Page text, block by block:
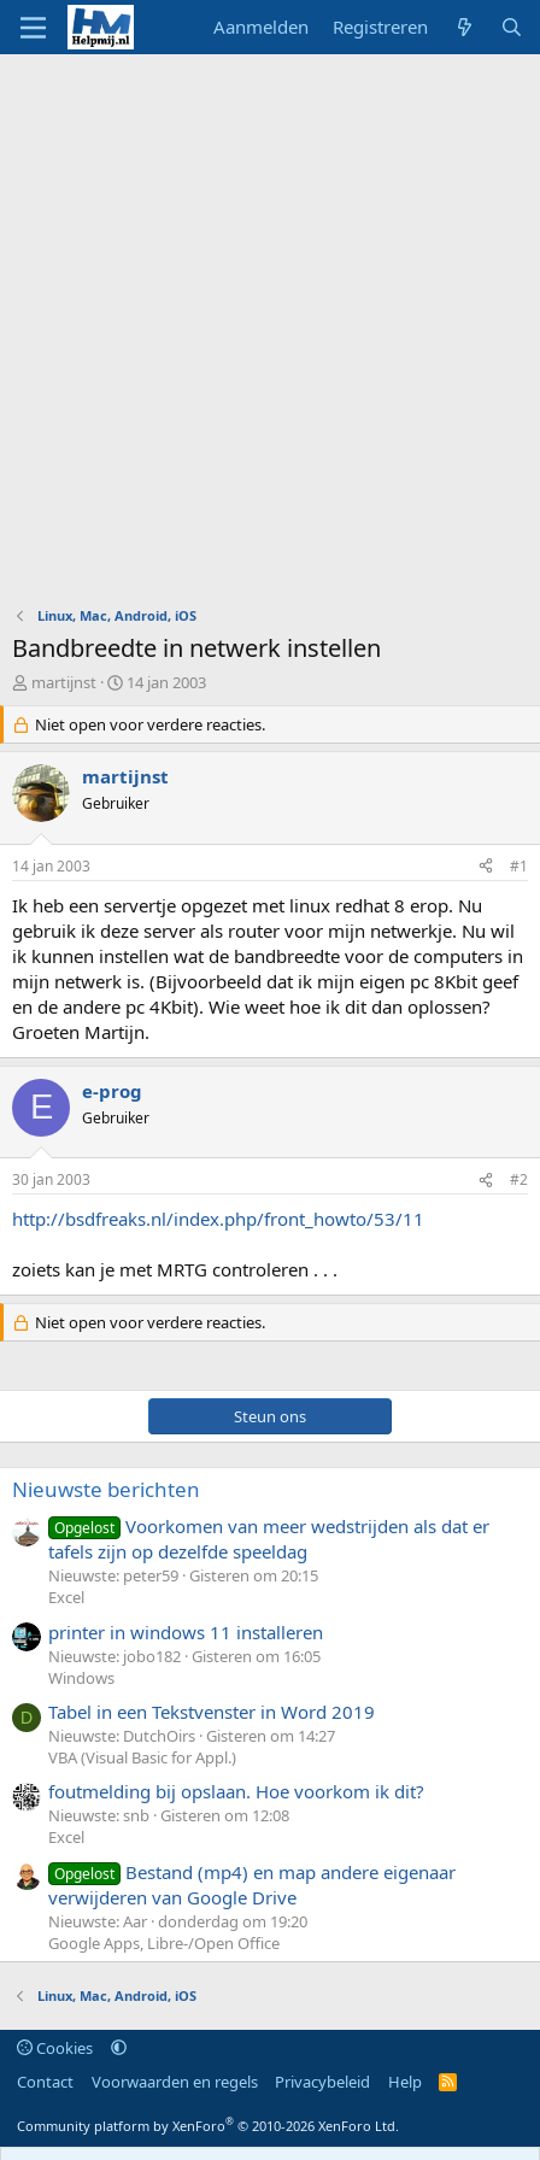
Aanmelden Registreren
Linux, Mac, Android, iOS
Bandbreedte in netwerk instellen
O
d
e
r
w
e
p
s
t
a
r
t
e
r
martijnst
S
a
r
t
d
a
m
14 jan 2003
Niet open voor verdere reacties.
martijnst
Gebruiker
14 jan 2003 #1
Ik heb een servertje opgezet met linux redhat 8 erop. Nu
gebruik ik deze server als router voor mijn netwerkje. Nu wil
ik kunnen instellen wat de bandbreedte voor de computers in
mijn netwerk is. (Bijvoorbeeld dat ik mijn eigen pc 8Kbit geef
en de andere pc 4Kbit). Wie weet hoe ik dit dan oplossen?
Groeten Martijn.
E e-prog
Gebruiker
30 jan 2003 #2
http://bsdfreaks.nl/index.php/front_howto/53/11
zoiets kan je met MRTG controleren . . .
Niet open voor verdere reacties.
Steun ons
Nieuwste berichten
Opgelost Voorkomen van meer wedstrijden als dat er
tafels zijn op dezelfde speeldag
Nieuwste: peter59 Gisteren om 20:15
Excel
printer in windows 11 installeren
Nieuwste: jobo182 Gisteren om 16:05
Windows
D Tabel in een Tekstvenster in Word 2019
Nieuwste: DutchOirs Gisteren om 14:27
VBA (Visual Basic for Appl.)
foutmelding bij opslaan. Hoe voorkom ik dit?
Nieuwste: snb Gisteren om 12:08
Excel
Opgelost Bestand (mp4) en map andere eigenaar
verwijderen van Google Drive
Nieuwste: Aar donderdag om 19:20
Google Apps, Libre-/Open Office
Linux, Mac, Android, iOS
Cookies
Contact
Voorwaarden en regels Privacybeleid Help
R
S
Community platform by XenForo® © 2010-2026 XenForo Ltd.